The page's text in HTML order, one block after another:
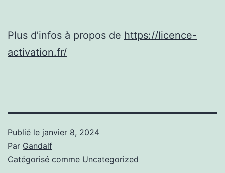
Plus d’infos à propos de https://licence-
activation.fr/
Publié le janvier 8, 2024
Par Gandalf
Catégorisé comme Uncategorized